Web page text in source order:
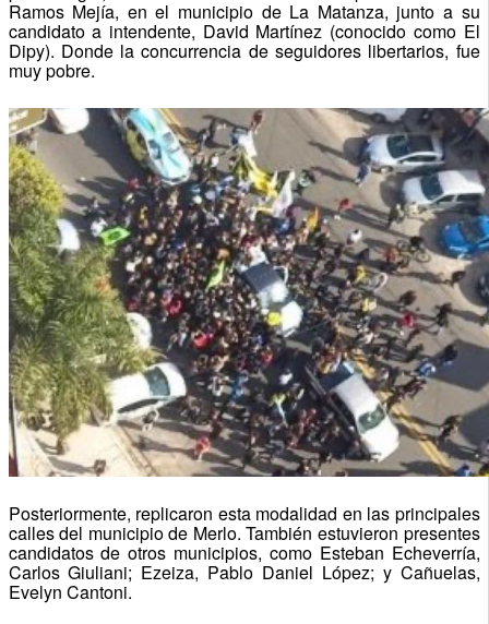
Ramos Mejía, en el municipio de La Matanza, junto a su
candidato a intendente, David Martínez (conocido como El
Dipy). Donde la concurrencia de seguidores libertarios, fue
muy pobre.
Posteriormente, replicaron esta modalidad en las principales
calles del municipio de Merlo. También estuvieron presentes
candidatos de otros municipios, como Esteban Echeverría,
Carlos Giuliani; Ezeiza, Pablo Daniel López; y Cañuelas,
Evelyn Cantoni.